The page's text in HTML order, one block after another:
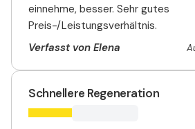
einnehme, besser. Sehr gutes
Preis-/Leistungsverhältnis.
Verfasst von Elena
Schnellere Regeneration